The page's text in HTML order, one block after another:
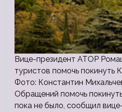
Вице-президент АТОР
туристов помочь покинуть
Фото: Константин
Обращений помочь
пока не было, сообщил